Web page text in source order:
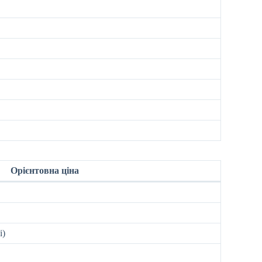
Орієнтовна ціна